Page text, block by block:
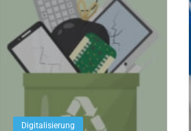
Digitalisierung